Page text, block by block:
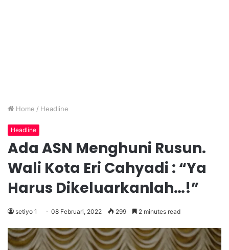
Home / Headline
Headline
Ada ASN Menghuni Rusun.
Wali Kota Eri Cahyadi : “Ya
Harus Dikeluarkanlah…!”
setiyo 1 08 Februari, 2022 299 2 minutes read